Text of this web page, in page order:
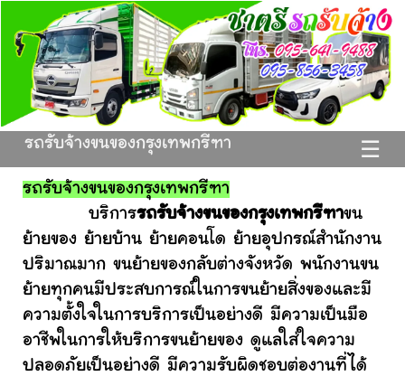
☰
รถรับจ้างขนของกรุงเทพกรีฑา
รถรับจ้างขนของกรุงเทพกรีฑา
บริการรถรับจ้างขนของกรุงเทพกรีฑาขน
ย้ายของ ย้ายบ้าน ย้ายคอนโด ย้ายอุปกรณ์สำนักงาน
ปริมาณมาก ขนย้ายของกลับต่างจังหวัด พนักงานขน
ย้ายทุกคนมีประสบการณ์ในการขนย้ายสิ่งของและมี
ความตั้งใจในการบริการเป็นอย่างดี มีความเป็นมือ
อาชีพในการให้บริการขนย้ายของ ดูแลใส่ใจความ
ปลอดภัยเป็นอย่างดี มีความรับผิดชอบต่องานที่ได้